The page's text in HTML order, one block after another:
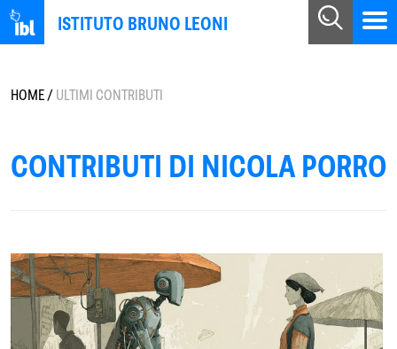
ISTITUTO BRUNO LEONI
HOME/ULTIMI CONTRIBUTI
CONTRIBUTI DI NICOLA PORRO